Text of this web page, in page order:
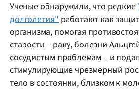
Ученые обнаружили, что редкие
долголетия" работают как
организма, помогая
старости – раку, болезни
сосудистым проблемам – и
стимулирующие чрезмерный
тело в состоянии, близком к